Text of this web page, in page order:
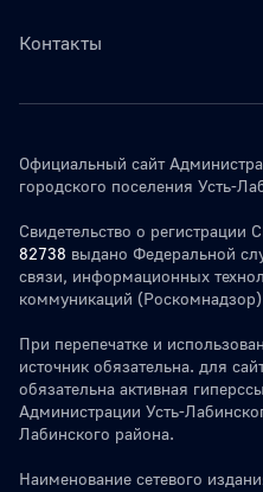
Контакты
Официальный сайт
городского поселения Усть-
Свидетельство о регистрации
82738 выдано Федеральной
связи, информационных
коммуникаций
При перепечатке и
источник обязательна. для
обязательна активная
Администрации Усть-
Лабинского района.
Наименование сетевого